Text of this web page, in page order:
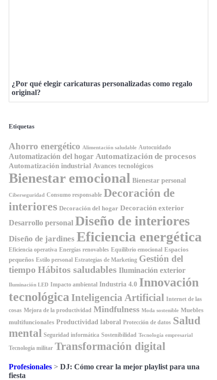
¿Por qué elegir caricaturas personalizadas como regalo
original?
Etiquetas
Ahorro energético Alimentación saludable Autocuidado
Automatización del hogar Automatización de procesos
Automatización industrial Avances tecnológicos
Bienestar emocional Bienestar personal
Ciberseguridad Consumo responsable Decoración de
interiores Decoración del hogar Decoración exterior
Desarrollo personal Diseño de interiores
Diseño de jardines Eficiencia energética
Eficiencia operativa Energías renovables Equilibrio emocional Espacios
pequeños Estilo personal Estrategias de Marketing Gestión del
tiempo Hábitos saludables Iluminación exterior
Iluminación LED Impacto ambiental Industria 4.0 Innovación
tecnológica Inteligencia Artificial Internet de las
cosas Mejora de la productividad Mindfulness Moda sostenible Muebles
multifuncionales Productividad laboral Protección de datos Salud
mental Seguridad informática Sostenibilidad Tecnología empresarial
Tecnología militar Transformación digital
Profesionales > DJ: Cómo crear la mejor playlist para una
fiesta